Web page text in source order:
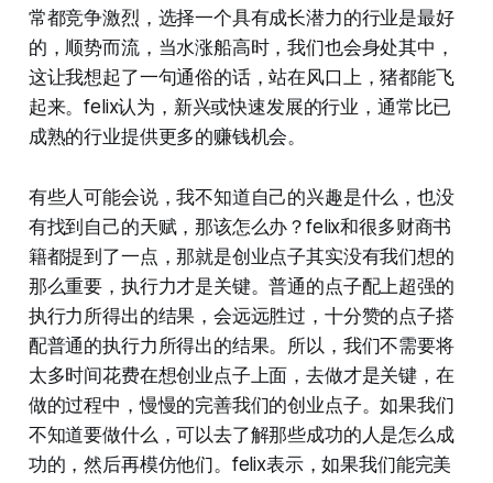
常都竞争激烈，选择一个具有成长潜力的行业是最好
的，顺势而流，当水涨船高时，我们也会身处其中，
这让我想起了一句通俗的话，站在风口上，猪都能飞
起来。felix认为，新兴或快速发展的行业，通常比已
成熟的行业提供更多的赚钱机会。
有些人可能会说，我不知道自己的兴趣是什么，也没
有找到自己的天赋，那该怎么办？felix和很多财商书
籍都提到了一点，那就是创业点子其实没有我们想的
那么重要，执行力才是关键。普通的点子配上超强的
执行力所得出的结果，会远远胜过，十分赞的点子搭
配普通的执行力所得出的结果。所以，我们不需要将
太多时间花费在想创业点子上面，去做才是关键，在
做的过程中，慢慢的完善我们的创业点子。如果我们
不知道要做什么，可以去了解那些成功的人是怎么成
功的，然后再模仿他们。felix表示，如果我们能完美